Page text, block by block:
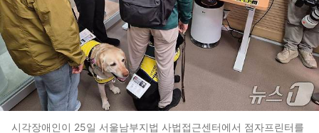
시각장애인이 25일 서울남부지법 사법접근센터에서 점자프린터를